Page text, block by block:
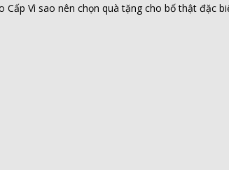
Cấp Vì sao nên chọn quà tặng cho bố thật